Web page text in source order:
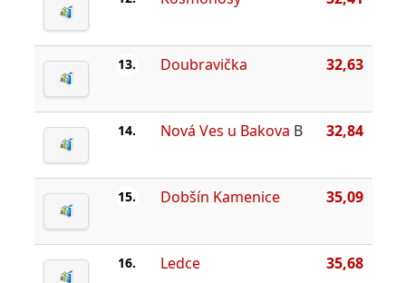
13. Doubravička 32,63
14. Nová Ves u Bakova B 32,84
15. Dobšín Kamenice 35,09
16. Ledce 35,68